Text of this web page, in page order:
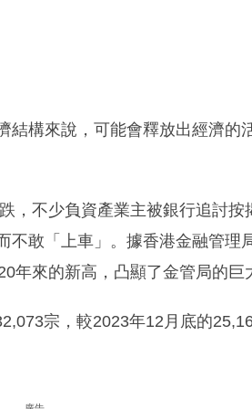
結構來說，可能會釋放出經濟的
，不少負資產業主被銀行追討按
不敢「上車」。據香港金融管理
年來的新高，凸顯了金管局的巨
宗，較2023年12月底的